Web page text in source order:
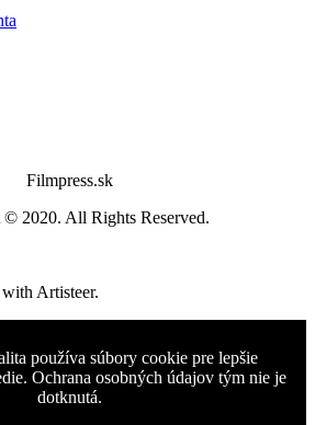
Filmpress.sk
2020. All Rights Reserved.
with Artisteer.
používa súbory cookie pre lepšie
Ochrana osobných údajov tým nie je
dotknutá.